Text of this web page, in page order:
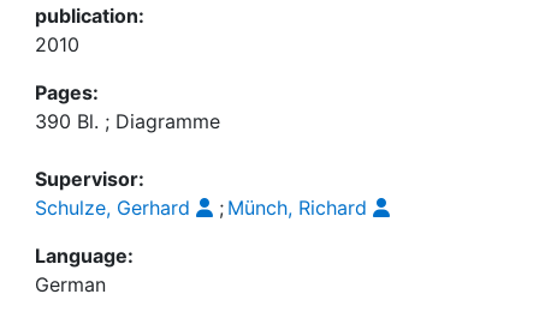
publication:
2010
Pages:
390 Bl. ; Diagramme
Supervisor:
Schulze, Gerhard
; Münch, Richard
Language:
German